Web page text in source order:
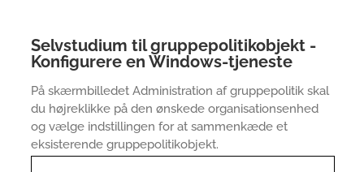
Selvstudium til gruppepolitikobjekt -
Konfigurere en Windows-tjeneste
På skærmbilledet Administration af gruppepolitik skal
du højreklikke på den ønskede organisationsenhed
og vælge indstillingen for at sammenkæde et
eksisterende gruppepolitikobjekt.